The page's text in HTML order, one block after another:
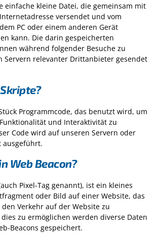
einfache kleine Datei, die gemeinsam mit
versendet und vom
PC oder einem anderen Gerät
kann. Die darin gespeicherten
während folgender Besuche zu
Servern relevanter Drittanbieter gesendet
Programmcode, das benutzt wird, um
und Interaktivität zu
Code wird auf unseren Servern oder
ausgeführt.
Web Beacon?
Pixel-Tag genannt), ist ein kleines
oder Bild auf einer Website, das
Verkehr auf der Website zu
zu ermöglichen werden diverse Daten
Beacons gespeichert.